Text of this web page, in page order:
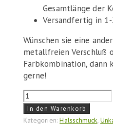
Gesamtlänge der
Versandfertig in 1-
Wünschen sie eine
metallfreien Verschluß
Farbkombination, dann
gerne!
Collier
Tag
am
In den Warenkorb
Kategorien:Halsschmuck,